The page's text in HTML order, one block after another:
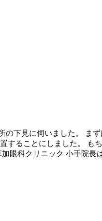
下見に伺いました。 ま
ることにしました。 も
眼科クリニック 小手院長